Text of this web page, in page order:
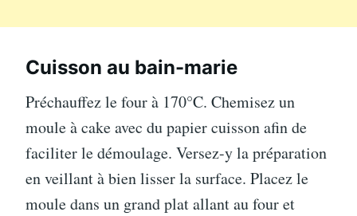
Cuisson au bain-marie
Préchauffez le four à 170°C. Chemisez un
moule à cake avec du papier cuisson afin de
faciliter le démoulage. Versez-y la préparation
en veillant à bien lisser la surface. Placez le
moule dans un grand plat allant au four et